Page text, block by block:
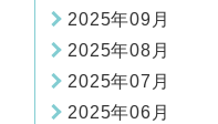
2025年09月
2025年08月
2025年07月
2025年06月